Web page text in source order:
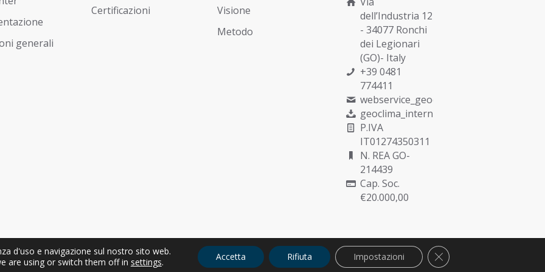
generali
Certificazioni
Visione
Metodo
dell’Industria 12
- 34077 Ronchi
dei Legionari
(GO)- Italy
+39 0481
774411
webservice_geoclima@munters.com
geoclima_international@pec.it
P.IVA
IT01274350311
N. REA GO-
214439
Cap. Soc.
€20.000,00
| P.IVA IT01274350311 Privacy Cookies Politica della Qualità
d'uso e navigazione sul nostro sito web.
are using or switch them off in settings. Accetta Rifiuta Impostazioni Close GDPR Cookie